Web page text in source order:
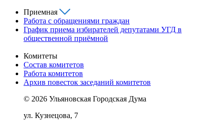
Приемная
Работа с обращениями граждан
График приема избирателей депутатами УГД в
общественной приёмной
Комитеты
Состав комитетов
Работа комитетов
Архив повесток заседаний комитетов
© 2026 Ульяновская Городская Дума
ул. Кузнецова, 7